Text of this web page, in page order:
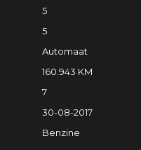
5
5
Automaat
160.943 KM
7
30-08-2017
Benzine